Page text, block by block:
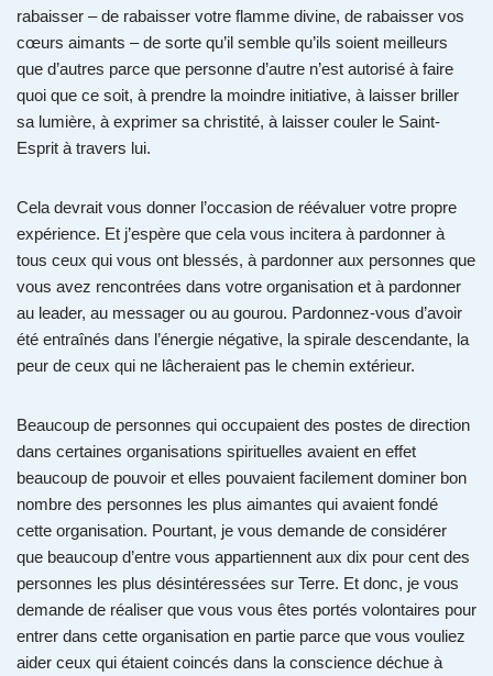
rabaisser – de rabaisser votre flamme divine, de rabaisser vos
cœurs aimants – de sorte qu’il semble qu’ils soient meilleurs
que d’autres parce que personne d’autre n’est autorisé à faire
quoi que ce soit, à prendre la moindre initiative, à laisser briller
sa lumière, à exprimer sa christité, à laisser couler le Saint-
Esprit à travers lui.
Cela devrait vous donner l’occasion de réévaluer votre propre
expérience. Et j’espère que cela vous incitera à pardonner à
tous ceux qui vous ont blessés, à pardonner aux personnes que
vous avez rencontrées dans votre organisation et à pardonner
au leader, au messager ou au gourou. Pardonnez-vous d’avoir
été entraînés dans l’énergie négative, la spirale descendante, la
peur de ceux qui ne lâcheraient pas le chemin extérieur.
Beaucoup de personnes qui occupaient des postes de direction
dans certaines organisations spirituelles avaient en effet
beaucoup de pouvoir et elles pouvaient facilement dominer bon
nombre des personnes les plus aimantes qui avaient fondé
cette organisation. Pourtant, je vous demande de considérer
que beaucoup d’entre vous appartiennent aux dix pour cent des
personnes les plus désintéressées sur Terre. Et donc, je vous
demande de réaliser que vous vous êtes portés volontaires pour
entrer dans cette organisation en partie parce que vous vouliez
aider ceux qui étaient coincés dans la conscience déchue à